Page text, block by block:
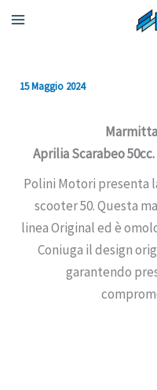
15 Maggio 2024
Aprilia Scarabeo
Polini Motori presenta
scooter 50. Questa
linea Original ed è
Coniuga il design
garantendo